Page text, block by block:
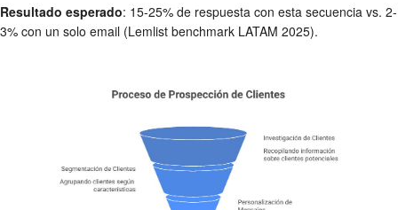
Resultado esperado: 15-25% de respuesta con esta secuencia vs. 2-
3% con un solo email (Lemlist benchmark LATAM 2025).